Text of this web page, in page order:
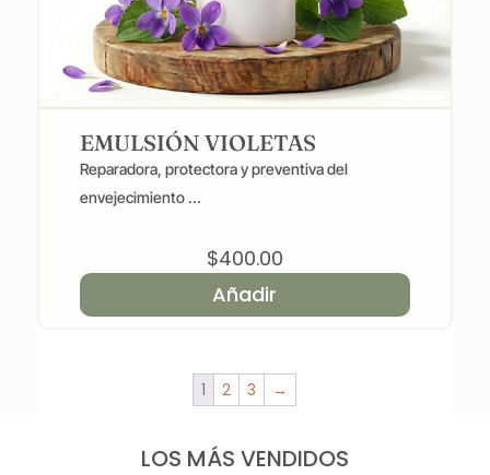
EMULSIÓN VIOLETAS
Reparadora, protectora y preventiva del
envejecimiento ...
$400.00
Añadir
1 2 3 →
LOS MÁS VENDIDOS